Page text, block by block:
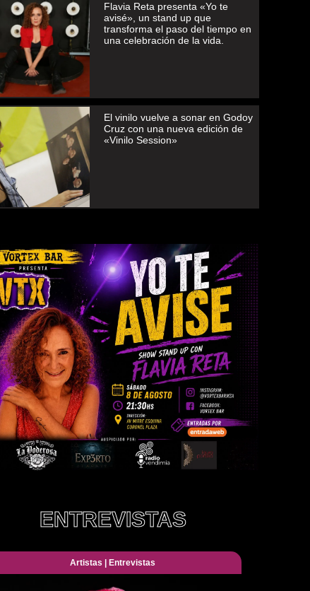
Flavia Reta presenta «Yo te
avisé», un stand up que
transforma el paso del tiempo en
una celebración de la vida.
El vinilo vuelve a sonar en Godoy
Cruz con una nueva edición de
«Vinilo Session»
ENTREVISTAS
Artistas Entrevistas